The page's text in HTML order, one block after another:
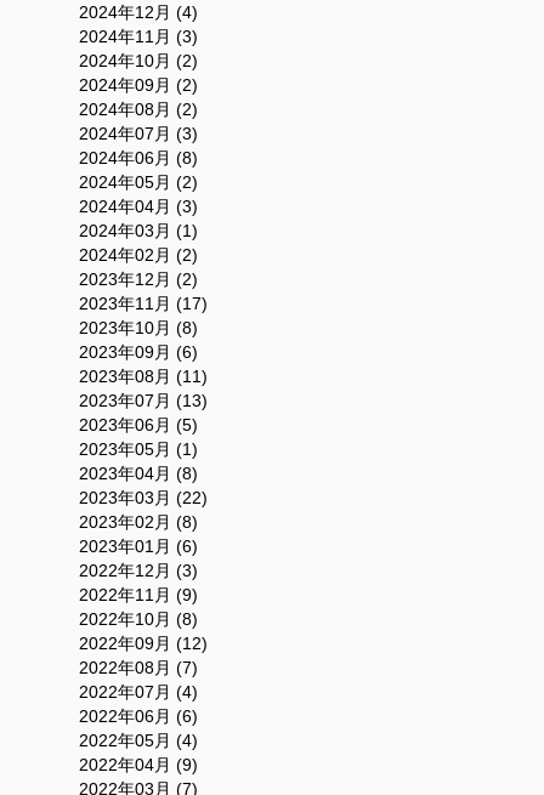
2024年12月 (4)
2024年11月 (3)
2024年10月 (2)
2024年09月 (2)
2024年08月 (2)
2024年07月 (3)
2024年06月 (8)
2024年05月 (2)
2024年04月 (3)
2024年03月 (1)
2024年02月 (2)
2023年12月 (2)
2023年11月 (17)
2023年10月 (8)
2023年09月 (6)
2023年08月 (11)
2023年07月 (13)
2023年06月 (5)
2023年05月 (1)
2023年04月 (8)
2023年03月 (22)
2023年02月 (8)
2023年01月 (6)
2022年12月 (3)
2022年11月 (9)
2022年10月 (8)
2022年09月 (12)
2022年08月 (7)
2022年07月 (4)
2022年06月 (6)
2022年05月 (4)
2022年04月 (9)
2022年03月 (7)